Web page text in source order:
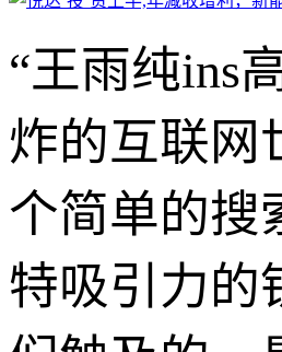
“王雨纯ins
炸的互联网
个简单的搜
特吸引力的